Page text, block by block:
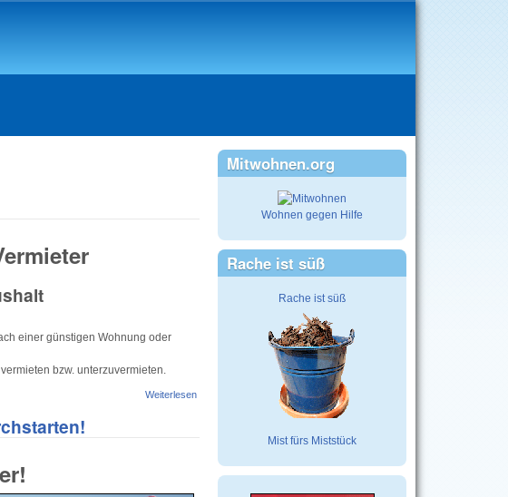
einer günstigen Wohnung oder
bzw. unterzuvermieten.
Weiterlesen über Mitanpacken und runter mit der Miete!
Mitwohnen.org
Wohnen gegen Hilfe
Rache ist süß
Rache ist süß
Mist fürs Miststück